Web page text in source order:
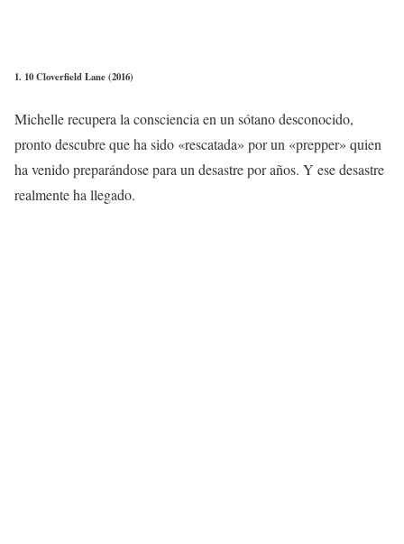
1. 10 Cloverfield Lane (2016)
Michelle recupera la consciencia en un sótano desconocido,
pronto descubre que ha sido «rescatada» por un «prepper» quien
ha venido preparándose para un desastre por años. Y ese desastre
realmente ha llegado.